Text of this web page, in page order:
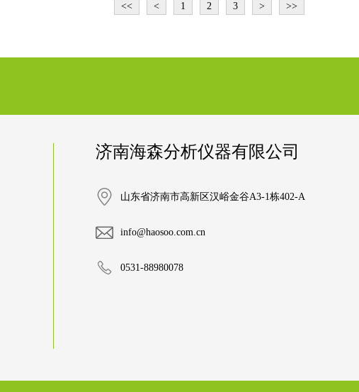
<< < 1 2 3 > >>
济南海森分析仪器有限公司
山东省济南市高新区汉峪金谷A3-1栋402-A
info@haosoo.com.cn
0531-88980078